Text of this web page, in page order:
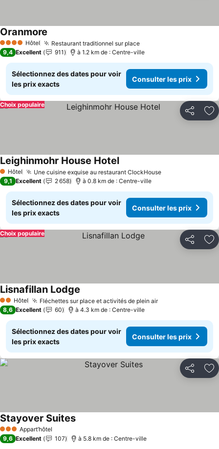
4 Étoiles Hôtel Restaurant traditionnel sur place
Oranmore
9,4 Excellent 911 à 1.2 km de : Centre-ville
Sélectionnez des dates pour voir
les prix exacts
Consulter les prix
Partager
Choix populaire
1 Étoiles
Hôtel Une cuisine exquise au restaurant ClockHouse
Leighinmohr House Hotel
9,1 Excellent 2 658 à 0.8 km de : Centre-ville
Sélectionnez des dates pour voir
les prix exacts
Consulter les prix
Partager
Choix populaire
2 Étoiles
Hôtel Fléchettes sur place et activités de plein air
Lisnafillan Lodge
8,6 Excellent 60 à 4.3 km de : Centre-ville
Sélectionnez des dates pour voir
les prix exacts
Consulter les prix
Partager
3 ÉtoilesAppart’hôtel
Stayover Suites
9,6 Excellent 107 à 5.8 km de : Centre-ville